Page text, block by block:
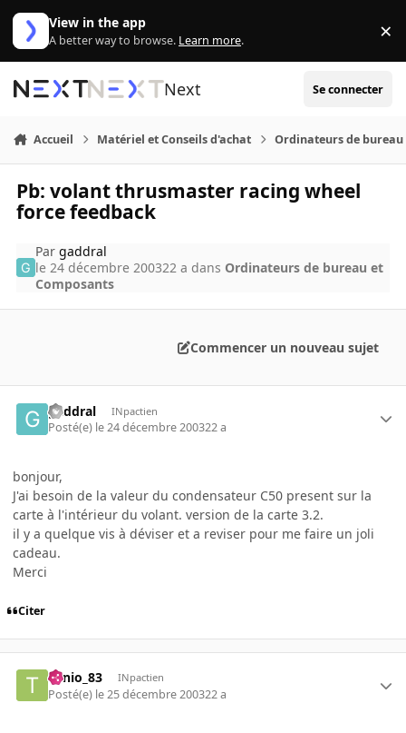
Aller au contenu
View in the app
A better way to browse. Learn more. ×
Next Se connecter
Accueil Matériel et Conseils d'achat Ordinateurs de bureau
Pb: volant thrusmaster racing wheel
force feedback
Pargaddral
le 24 décembre 200322 a dans Ordinateurs de bureau et
Composants
Commencer un nouveau sujet
gaddral INpactien
Posté(e) le 24 décembre 200322 a
bonjour,
J'ai besoin de la valeur du condensateur C50 present sur la
carte à l'intérieur du volant. version de la carte 3.2.
il y a quelque vis à déviser et a reviser pour me faire un joli
cadeau.
Merci
Citer
Tonio_83 INpactien
Posté(e) le 25 décembre 200322 a